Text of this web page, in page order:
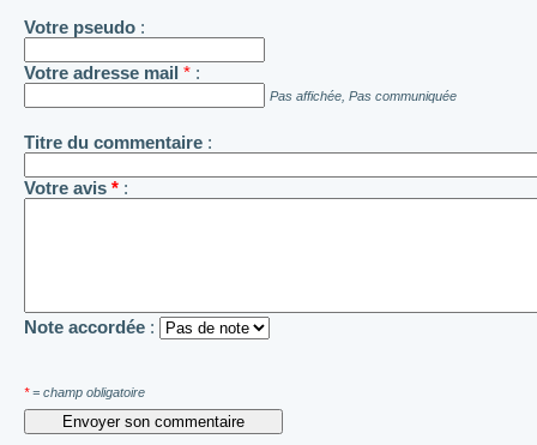
Votre pseudo :
Votre adresse mail * :
Pas affichée, Pas communiquée
Titre du commentaire :
Votre avis * :
Note accordée :
*= champ obligatoire